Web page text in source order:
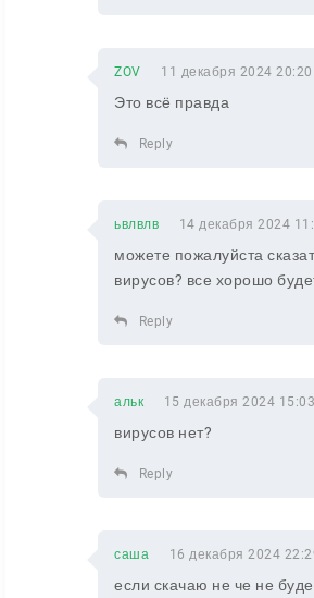
ZOV 11 декабря 2024 20:20
Это всё правда
Reply
ьвлвлв 14 декабря 2024
можете пожалуйста
вирусов? все хорошо
Reply
альк 15 декабря 2024 15:03
вирусов нет?
Reply
саша 16 декабря 2024
если скачаю не че не